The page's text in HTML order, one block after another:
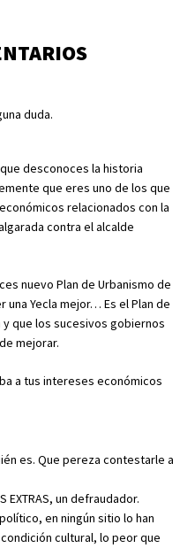
duda.
desconoces la historia
que eres uno de los que
relacionados con la
contra el alcalde
nuevo Plan de Urbanismo de
una Yecla mejor… Es el Plan de
que los sucesivos gobiernos
mejorar.
a tus intereses económicos
es. Que pereza contestarle a
EXTRAS, un defraudador.
en ningún sitio lo han
cultural, lo peor que